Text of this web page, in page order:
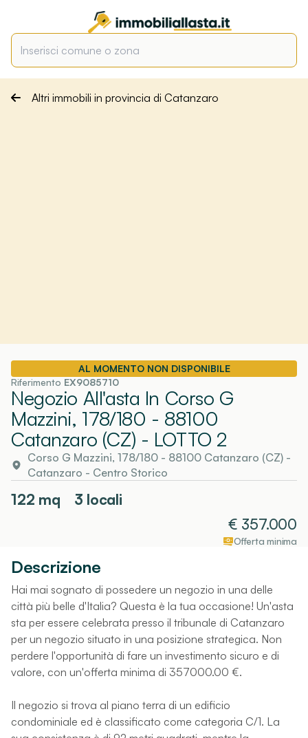
Altri immobili in provincia di Catanzaro
AL MOMENTO NON DISPONIBILE
Riferimento EX9085710
Negozio All'asta In Corso G
Mazzini, 178/180 - 88100
Catanzaro (CZ) - LOTTO 2
Corso G Mazzini, 178/180 - 88100 Catanzaro (CZ)-
Catanzaro - Centro Storico
122 mq
3 locali
€ 357.000
Offerta minima
Descrizione
Hai mai sognato di possedere un negozio in una delle
città più belle d'Italia? Questa è la tua occasione! Un'asta
sta per essere celebrata presso il tribunale di Catanzaro
per un negozio situato in una posizione strategica. Non
perdere l'opportunità di fare un investimento sicuro e di
valore, con un'offerta minima di 357000.00 €.
Il negozio si trova al piano terra di un edificio
condominiale ed è classificato come categoria C/1. La